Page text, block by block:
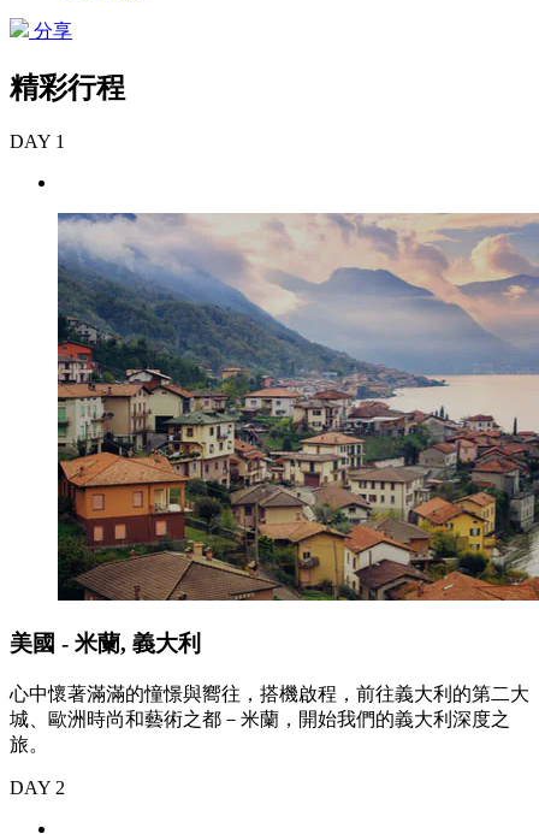
分享
精彩行程
DAY 1
美國 - 米蘭, 義大利
心中懷著滿滿的憧憬與嚮往，搭機啟程，前往義大利的第二大
城、歐洲時尚和藝術之都－米蘭，開始我們的義大利深度之
旅。
DAY 2